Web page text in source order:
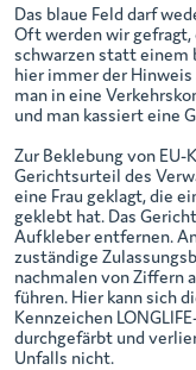
Das blaue Feld darf
Oft werden wir gefragt,
schwarzen statt einem
hier immer der
man in eine
und man kassiert eine
Zur Beklebung von
Gerichtsurteil des
eine Frau geklagt, die
geklebt hat. Das
Aufkleber entfernen.
zuständige
nachmalen von Ziffern
führen. Hier kann sich
Kennzeichen
durchgefärbt und
Unfalls nicht.